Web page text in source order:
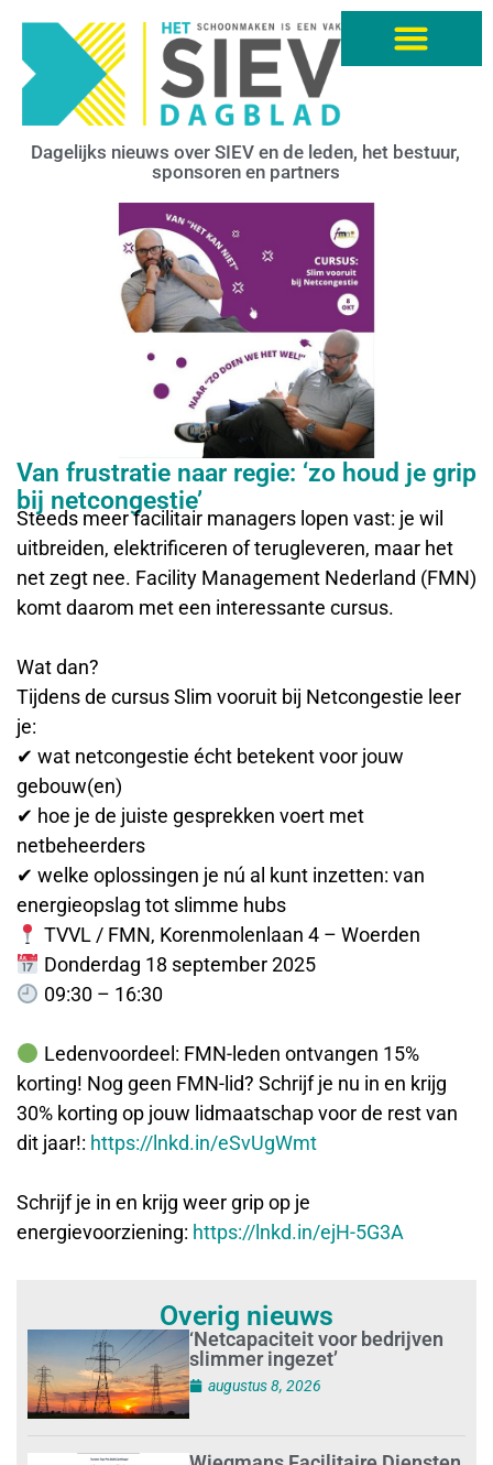
Dagelijks nieuws over SIEV en de leden, het bestuur,
sponsoren en partners
Van frustratie naar regie: ‘zo houd je grip
bij netcongestie’
Steeds meer facilitair managers lopen vast: je wil
uitbreiden, elektrificeren of terugleveren, maar het
net zegt nee. Facility Management Nederland (FMN)
komt daarom met een interessante cursus.
Wat dan?
Tijdens de cursus Slim vooruit bij Netcongestie leer
je:
✔ wat netcongestie écht betekent voor jouw
gebouw(en)
✔ hoe je de juiste gesprekken voert met
netbeheerders
✔ welke oplossingen je nú al kunt inzetten: van
energieopslag tot slimme hubs
TVVL / FMN, Korenmolenlaan 4 – Woerden
Donderdag 18 september 2025
09:30 – 16:30
Ledenvoordeel: FMN-leden ontvangen 15%
korting! Nog geen FMN-lid? Schrijf je nu in en krijg
30% korting op jouw lidmaatschap voor de rest van
dit jaar!: https://lnkd.in/eSvUgWmt
Schrijf je in en krijg weer grip op je
energievoorziening: https://lnkd.in/ejH-5G3A
Overig nieuws
‘Netcapaciteit voor bedrijven
slimmer ingezet’
augustus 8, 2026